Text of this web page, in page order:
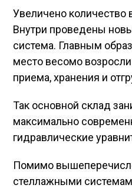
Увеличено количество
Внутри проведены
система. Главным
место весомо
приема, хранения и
Так основной склад
максимально
гидравлические
Помимо
стеллажными